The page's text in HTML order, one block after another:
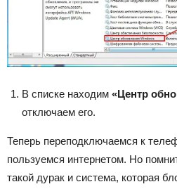
В списке находим «Центр
отключаем его.
Теперь переподключаемся к
пользуемся интернетом. Но
такой дурак и система, которая